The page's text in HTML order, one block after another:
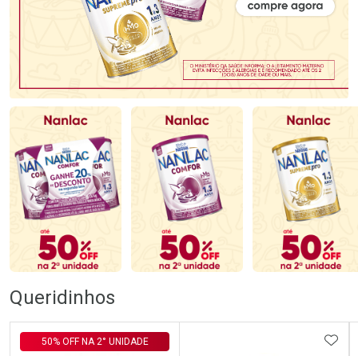
Queridinhos
50% OFF NA 2° UNIDADE